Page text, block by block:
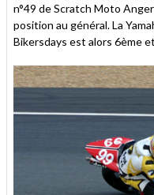
n°49 de Scratch Moto
position au général. La
Bikersdays est alors 6ème